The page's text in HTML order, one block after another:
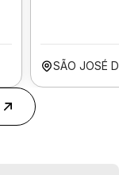
SÃO JOSÉ